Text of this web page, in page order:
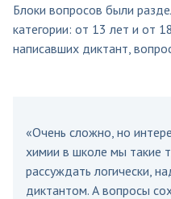
Блоки вопросов были
категории: от 13 лет и от
написавших диктант,
«Очень сложно, но
химии в школе мы такие
рассуждать логически,
диктантом. А вопросы